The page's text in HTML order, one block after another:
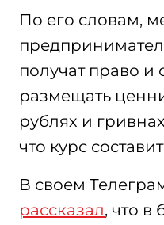
По его словам,
получат право и
размещать
рублях и
что курс
В своем
рассказал, что